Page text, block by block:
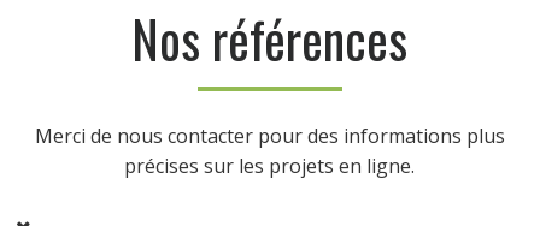
Nos références
Merci de nous contacter pour des informations plus
précises sur les projets en ligne.